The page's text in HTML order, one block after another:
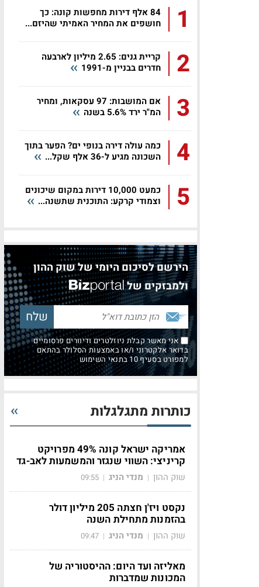
1
84 אלף דירות מחפשות קונה: כך
חושפים את המחיר האמיתי שהיזם...
2
קריית גנים: 2.65 מיליון לארבעה
חדרים בבניין מ-1991
3
אם המושבות: 97 עסקאות, ומחיר
המ"ר ירד 5.6% בשנה
4
כמה עולה דירה בנופי ים? הפער בתוך
השכונה מגיע ל-36 אלף שקל...
5
כמעט 10,000 דירות במקום שיכונים
וצמודי קרקע: התוכנית שתשנה...
הירשם לסיכום היומי של שוק ההון
ולמבזקים של
אני מאשר קבלת ניוזלטרים ודיוורים פרסומיים
בדואר אלקטרוני ו/או באמצעות הסלולר בהתאם
למפורט בסעיף 10 בתנאי השימוש
כותרות מתגלגלות
אמריקה ישראל קונה 49% מפרויקט
קריניצי: השווי שנגזר והמשמעות לאב-גד
שוק ההון | מנדי הניג |
09:55
נקסט ויז'ן חצתה 205 מיליון דולר
בהזמנות מתחילת השנה
שוק ההון | מנדי הניג |
09:47
מאליזה ועד היום: ההיסטוריה של
המכונות שמדברות